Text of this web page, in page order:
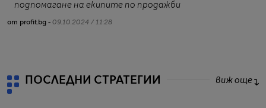
подпомагане на екипите по продажби
от profit.bg - 09.10.2024 / 11:28
ПОСЛЕДНИ СТРАТЕГИИ виж още